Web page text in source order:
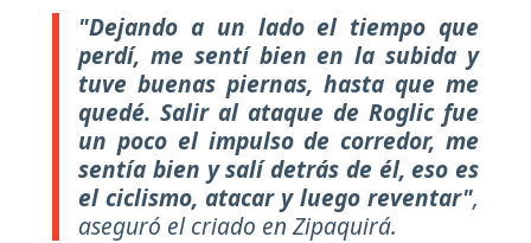
"Dejando a un lado el tiempo que
perdí, me sentí bien en la subida y
tuve buenas piernas, hasta que me
quedé. Salir al ataque de Roglic fue
un poco el impulso de corredor, me
sentía bien y salí detrás de él, eso es
el ciclismo, atacar y luego reventar",
aseguró el criado en Zipaquirá.